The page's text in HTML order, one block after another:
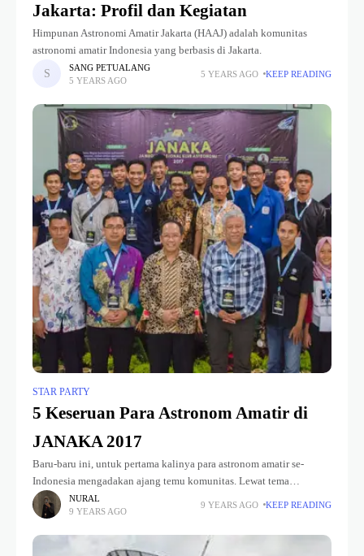
Jakarta: Profil dan Kegiatan
Himpunan Astronomi Amatir Jakarta (HAAJ) adalah komunitas
astronomi amatir Indonesia yang berbasis di Jakarta.
SANG PETUALANG
5 YEARS AGO
5 YEARS AGO KEEP READING
STAR PARTY
5 Keseruan Para Astronom Amatir di
JANAKA 2017
Baru-baru ini, untuk pertama kalinya para astronom amatir se-
Indonesia mengadakan ajang temu komunitas. Lewat tema
“Mengikat Rasa Belajar Semesta”, acara ini merupakan pertama
kalinya diadakan versi jambore komunitas. Jambore Nasional
NURAL
9 YEARS AGO
9 YEARS AGO KEEP READING